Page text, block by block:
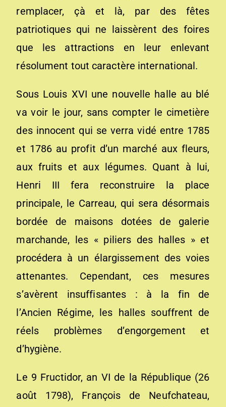
remplacer, çà et là, par des fêtes
patriotiques qui ne laissèrent des foires
que les attractions en leur enlevant
résolument tout caractère international.
Sous Louis XVI une nouvelle halle au blé
va voir le jour, sans compter le cimetière
des innocent qui se verra vidé entre 1785
et 1786 au profit d’un marché aux fleurs,
aux fruits et aux légumes. Quant à lui,
Henri III fera reconstruire la place
principale, le Carreau, qui sera désormais
bordée de maisons dotées de galerie
marchande, les « piliers des halles » et
procédera à un élargissement des voies
attenantes. Cependant, ces mesures
s’avèrent insuffisantes : à la fin de
l’Ancien Régime, les halles souffrent de
réels problèmes d’engorgement et
d’hygiène.
Le 9 Fructidor, an VI de la République (26
août 1798), François de Neufchateau,